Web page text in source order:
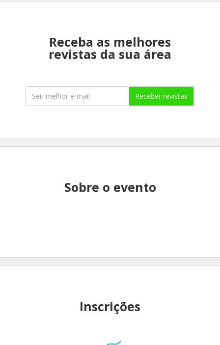
Receba as melhores
revistas da sua área
Receber revistas
Sobre o evento
Inscrições